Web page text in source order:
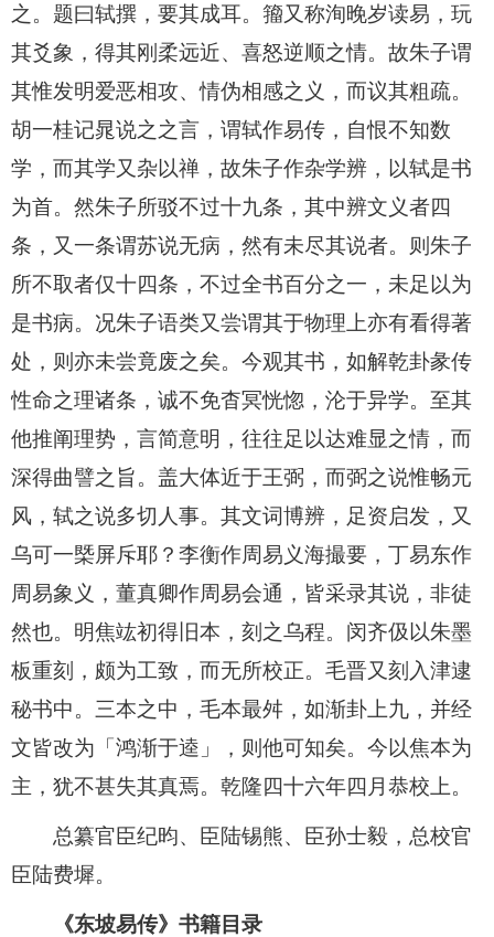
之。题曰轼撰，要其成耳。籀又称洵晚岁读易，玩
其爻象，得其刚柔远近、喜怒逆顺之情。故朱子谓
其惟发明爱恶相攻、情伪相感之义，而议其粗疏。
胡一桂记晁说之之言，谓轼作易传，自恨不知数
学，而其学又杂以禅，故朱子作杂学辨，以轼是书
为首。然朱子所驳不过十九条，其中辨文义者四
条，又一条谓苏说无病，然有未尽其说者。则朱子
所不取者仅十四条，不过全书百分之一，未足以为
是书病。况朱子语类又尝谓其于物理上亦有看得著
处，则亦未尝竟废之矣。今观其书，如解乾卦彖传
性命之理诸条，诚不免杳冥恍惚，沦于异学。至其
他推阐理势，言简意明，往往足以达难显之情，而
深得曲譬之旨。盖大体近于王弼，而弼之说惟畅元
风，轼之说多切人事。其文词博辨，足资启发，又
乌可一槩屏斥耶？李衡作周易义海撮要，丁易东作
周易象义，董真卿作周易会通，皆采录其说，非徒
然也。明焦竑初得旧本，刻之乌程。闵齐伋以朱墨
板重刻，颇为工致，而无所校正。毛晋又刻入津逮
秘书中。三本之中，毛本最舛，如渐卦上九，并经
文皆改为「鸿渐于逵」，则他可知矣。今以焦本为
主，犹不甚失其真焉。乾隆四十六年四月恭校上。
总纂官臣纪昀、臣陆锡熊、臣孙士毅，总校官
臣陆费墀。
《东坡易传》书籍目录